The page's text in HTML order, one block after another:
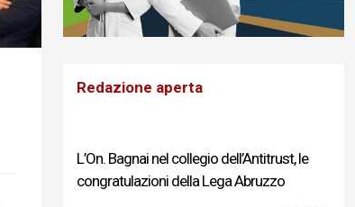
Redazione aperta
L’On. Bagnai nel collegio dell’Antitrust, le
congratulazioni della Lega Abruzzo